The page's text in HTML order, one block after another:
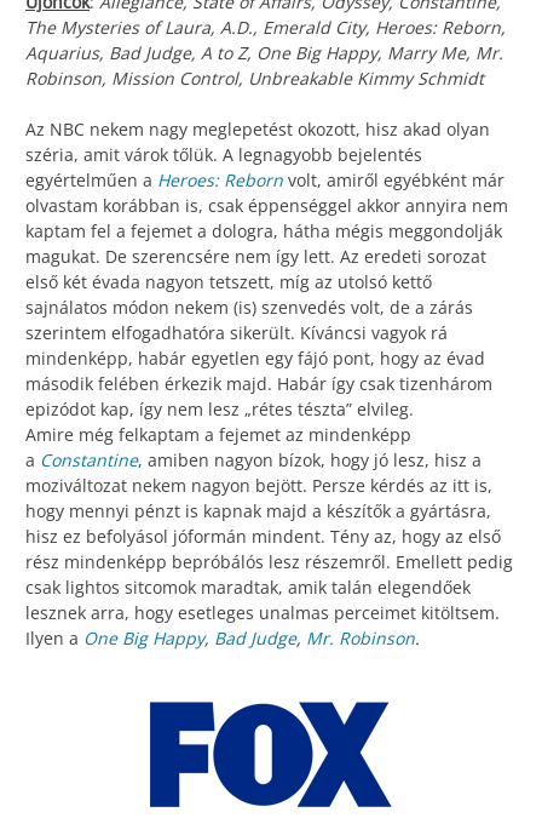
The Mysteries of Laura, A.D., Emerald City, Heroes: Reborn,
Aquarius, Bad Judge, A to Z, One Big Happy, Marry Me, Mr.
Robinson, Mission Control, Unbreakable Kimmy Schmidt
Az NBC nekem nagy meglepetést okozott, hisz akad olyan
széria, amit várok tőlük. A legnagyobb bejelentés
egyértelműen a Heroes: Reborn volt, amiről egyébként már
olvastam korábban is, csak éppenséggel akkor annyira nem
kaptam fel a fejemet a dologra, hátha mégis meggondolják
magukat. De szerencsére nem így lett. Az eredeti sorozat
első két évada nagyon tetszett, míg az utolsó kettő
sajnálatos módon nekem (is) szenvedés volt, de a zárás
szerintem elfogadhatóra sikerült. Kíváncsi vagyok rá
mindenképp, habár egyetlen egy fájó pont, hogy az évad
második felében érkezik majd. Habár így csak tizenhárom
epizódot kap, így nem lesz „rétes tészta” elvileg.
Amire még felkaptam a fejemet az mindenképp
a Constantine, amiben nagyon bízok, hogy jó lesz, hisz a
moziváltozat nekem nagyon bejött. Persze kérdés az itt is,
hogy mennyi pénzt is kapnak majd a készítők a gyártásra,
hisz ez befolyásol jóformán mindent. Tény az, hogy az első
rész mindenképp bepróbálós lesz részemről. Emellett pedig
csak lightos sitcomok maradtak, amik talán elegendőek
lesznek arra, hogy esetleges unalmas perceimet kitöltsem.
Ilyen a One Big Happy, Bad Judge, Mr. Robinson.